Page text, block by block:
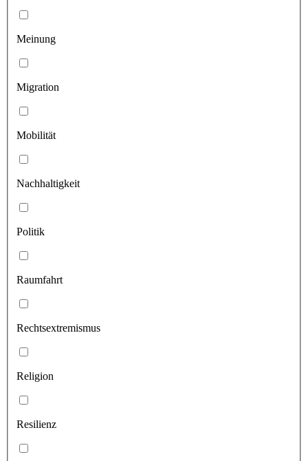
Meinung
Migration
Mobilität
Nachhaltigkeit
Politik
Raumfahrt
Rechtsextremismus
Religion
Resilienz